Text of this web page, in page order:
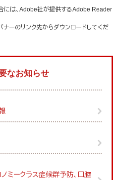
には、Adobe社が提供するAdobe Reader
ーのリンク先からダウンロードしてくだ
なお知らせ
ミークラス症候群予防、口腔